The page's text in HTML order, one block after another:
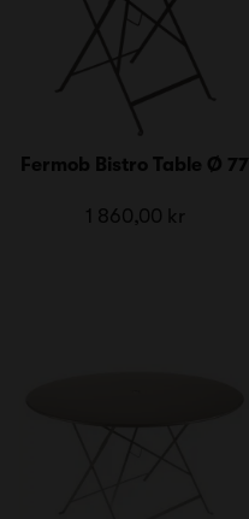
Fermob Bistro Table Ø 77
1 860,00 kr